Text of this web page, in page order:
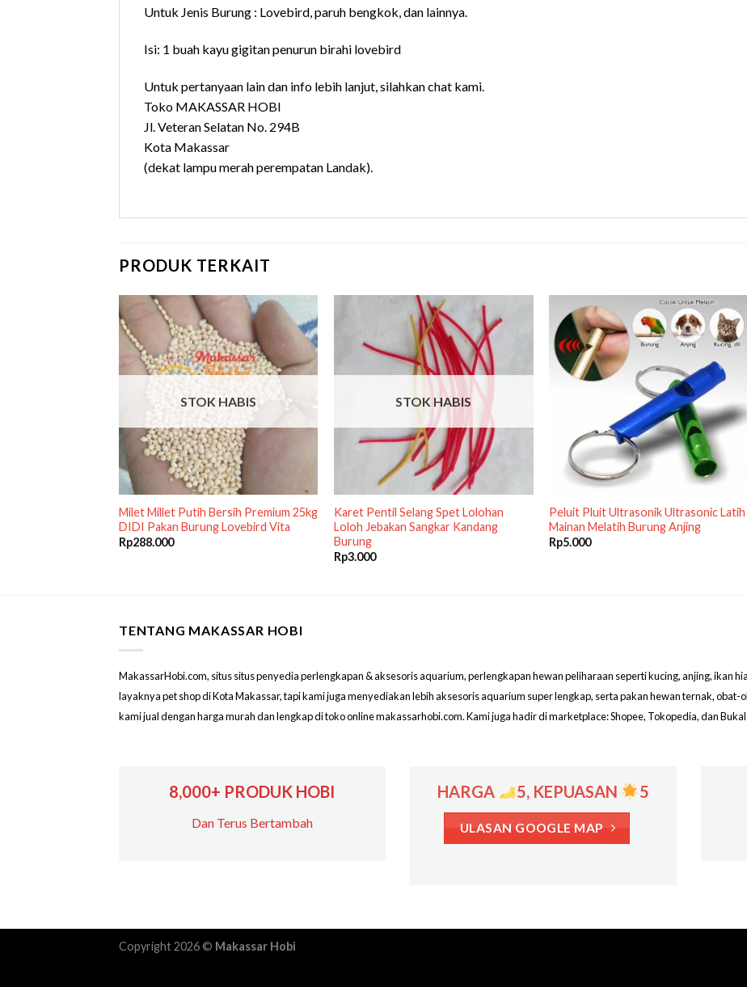
Untuk Jenis Burung : Lovebird, paruh bengkok, dan lainnya.
Isi: 1 buah kayu gigitan penurun birahi lovebird
Untuk pertanyaan lain dan info lebih lanjut, silahkan chat kami.
Toko MAKASSAR HOBI
Jl. Veteran Selatan No. 294B
Kota Makassar
(dekat lampu merah perempatan Landak).
PRODUK TERKAIT
STOK HABIS
Milet Millet Putih Bersih Premium 25kg
DIDI Pakan Burung Lovebird Vita
Rp288.000
STOK HABIS
Karet Pentil Selang Spet Lolohan
Loloh Jebakan Sangkar Kandang
Burung
Rp3.000
Peluit Pluit Ultrasonik Ultrasonic Latih
Mainan Melatih Burung Anjing
Rp5.000
TENTANG MAKASSAR HOBI
MakassarHobi.com, situs situs penyedia perlengkapan & aksesoris aquarium, perlengkapan hewan peliharaan seperti kucing, anjing, ikan
layaknya pet shop di Kota Makassar, tapi kami juga menyediakan lebih aksesoris aquarium super lengkap, serta pakan hewan ternak, obat-
kami jual dengan harga murah dan lengkap di toko online makassarhobi.com. Kami juga hadir di marketplace: Shopee, Tokopedia, dan
8,000+ PRODUK HOBI
Dan Terus Bertambah
HARGA 5, KEPUASAN 5
ULASAN GOOGLE MAP
Copyright 2026 © Makassar Hobi